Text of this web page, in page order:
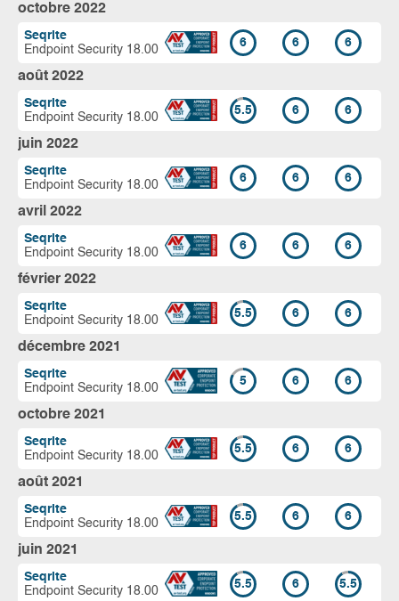
octobre 2022
Seqrite
Endpoint Security 18.00
6 6 6
août 2022
Seqrite
Endpoint Security 18.00
5.5 6 6
juin 2022
Seqrite
Endpoint Security 18.00
6 6 6
avril 2022
Seqrite
Endpoint Security 18.00
6 6 6
février 2022
Seqrite
Endpoint Security 18.00
5.5 6 6
décembre 2021
Seqrite
Endpoint Security 18.00
5 6 6
octobre 2021
Seqrite
Endpoint Security 18.00
5.5 6 6
août 2021
Seqrite
Endpoint Security 18.00
5.5 6 6
juin 2021
Seqrite
Endpoint Security 18.00
5.5 6 5.5